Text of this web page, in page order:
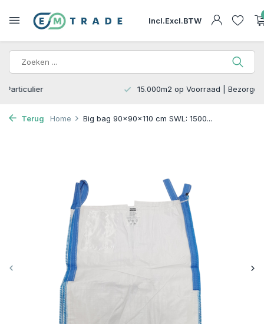
Incl.Excl.BTW
15.000m2 op Voorraad | Bezorgen of Afhalen
Terug Home Big bag 90x90x110 cm SWL: 1500...